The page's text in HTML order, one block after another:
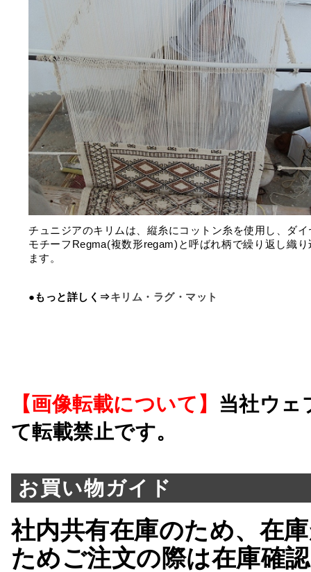
チュニジアのキリムは、縦糸にコットン糸を使用し、ダ
モチーフRegma(複数形regam)と呼ばれ柄で繰り返し織り
ます。
●もっと詳しく⇒キリム・ラグ・マット
【画像転載について】 当社ウェ
て転載禁止です。
お買い物ガイド
社内共有在庫のため、在
ためご注文の際は在庫確